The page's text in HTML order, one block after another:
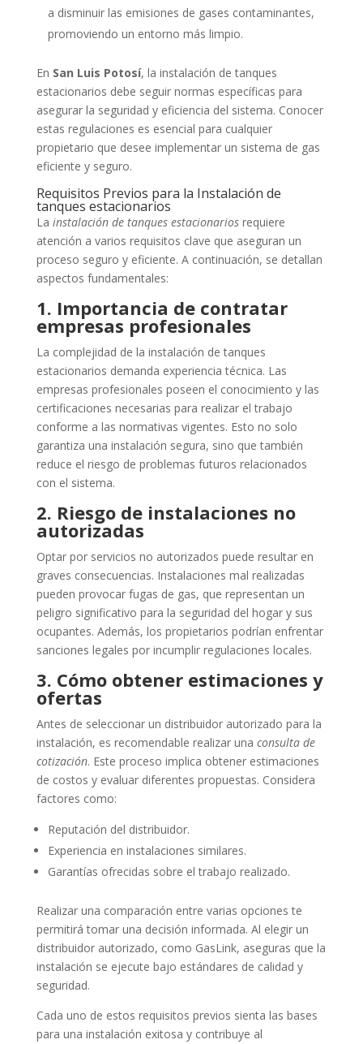
a disminuir las emisiones de gases contaminantes,
promoviendo un entorno más limpio.
En San Luis Potosí, la instalación de tanques
estacionarios debe seguir normas específicas para
asegurar la seguridad y eficiencia del sistema. Conocer
estas regulaciones es esencial para cualquier
propietario que desee implementar un sistema de gas
eficiente y seguro.
Requisitos Previos para la Instalación de
tanques estacionarios
La instalación de tanques estacionariosrequiere
atención a varios requisitos clave que aseguran un
proceso seguro y eficiente. A continuación, se detallan
aspectos fundamentales:
1. Importancia de contratar
empresas profesionales
La complejidad de la instalación de tanques
estacionarios demanda experiencia técnica. Las
empresas profesionales poseen el conocimiento y las
certificaciones necesarias para realizar el trabajo
conforme a las normativas vigentes. Esto no solo
garantiza una instalación segura, sino que también
reduce el riesgo de problemas futuros relacionados
con el sistema.
2. Riesgo de instalaciones no
autorizadas
Optar por servicios no autorizados puede resultar en
graves consecuencias. Instalaciones mal realizadas
pueden provocar fugas de gas, que representan un
peligro significativo para la seguridad del hogar y sus
ocupantes. Además, los propietarios podrían enfrentar
sanciones legales por incumplir regulaciones locales.
3. Cómo obtener estimaciones y
ofertas
Antes de seleccionar un distribuidor autorizado para la
instalación, es recomendable realizar una consulta de
cotización. Este proceso implica obtener estimaciones
de costos y evaluar diferentes propuestas. Considera
factores como:
Reputación del distribuidor.
Experiencia en instalaciones similares.
Garantías ofrecidas sobre el trabajo realizado.
Realizar una comparación entre varias opciones te
permitirá tomar una decisión informada. Al elegir un
distribuidor autorizado, como GasLink, aseguras que la
instalación se ejecute bajo estándares de calidad y
seguridad.
Cada uno de estos requisitos previos sienta las bases
para una instalación exitosa y contribuye al